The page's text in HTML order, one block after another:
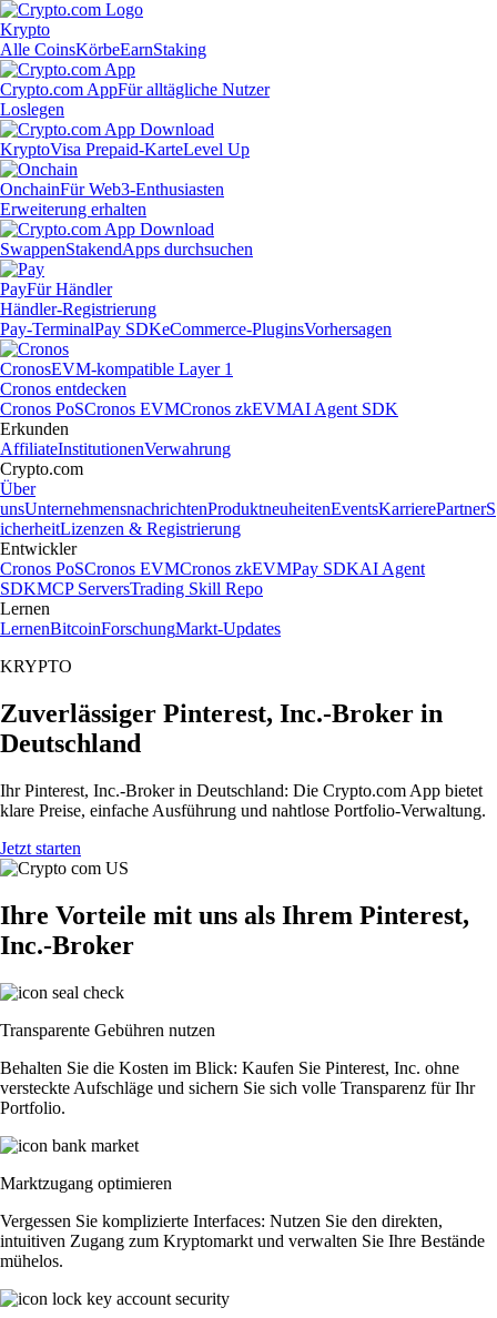
Krypto
Alle CoinsKörbeEarnStaking
Crypto.com AppFür alltägliche Nutzer
Loslegen
KryptoVisa Prepaid-KarteLevel Up
OnchainFür Web3-Enthusiasten
Erweiterung erhalten
SwappenStakendApps durchsuchen
PayFür Händler
Händler-Registrierung
Pay-TerminalPay SDKeCommerce-PluginsVorhersagen
CronosEVM-kompatible Layer 1
Cronos entdecken
Cronos PoSCronos EVMCronos zkEVMAI Agent SDK
Erkunden
AffiliateInstitutionenVerwahrung
Crypto.com
Über
unsUnternehmensnachrichtenProduktneuheitenEventsKarrierePartnerS
icherheitLizenzen & Registrierung
Entwickler
Cronos PoSCronos EVMCronos zkEVMPay SDKAI Agent
SDKMCP ServersTrading Skill Repo
Lernen
LernenBitcoinForschungMarkt-Updates
KRYPTO
Zuverlässiger Pinterest, Inc.-Broker in
Deutschland
Ihr Pinterest, Inc.-Broker in Deutschland: Die Crypto.com App bietet
klare Preise, einfache Ausführung und nahtlose Portfolio-Verwaltung.
Jetzt starten
Ihre Vorteile mit uns als Ihrem Pinterest,
Inc.-Broker
Transparente Gebühren nutzen
Behalten Sie die Kosten im Blick: Kaufen Sie Pinterest, Inc. ohne
versteckte Aufschläge und sichern Sie sich volle Transparenz für Ihr
Portfolio.
Marktzugang optimieren
Vergessen Sie komplizierte Interfaces: Nutzen Sie den direkten,
intuitiven Zugang zum Kryptomarkt und verwalten Sie Ihre Bestände
mühelos.